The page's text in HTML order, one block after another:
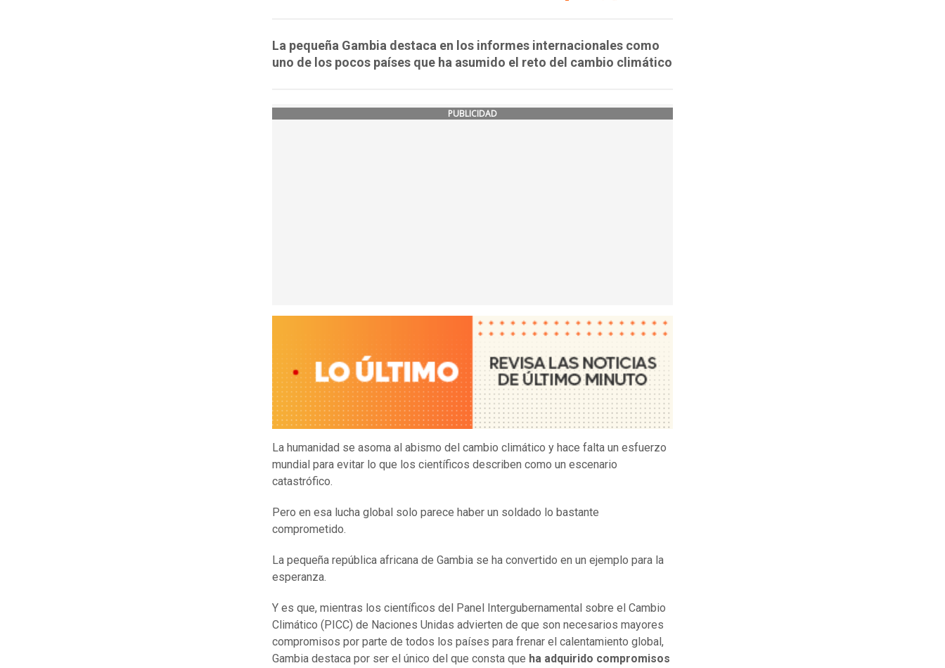
La pequeña Gambia destaca en los informes internacionales como
uno de los pocos países que ha asumido el reto del cambio climático
PUBLICIDAD
La humanidad se asoma al abismo del cambio climático y hace falta un esfuerzo
mundial para evitar lo que los científicos describen como un escenario
catastrófico.
Pero en esa lucha global solo parece haber un soldado lo bastante
comprometido.
La pequeña república africana de Gambia se ha convertido en un ejemplo para la
esperanza.
Y es que, mientras los científicos del Panel Intergubernamental sobre el Cambio
Climático (PICC) de Naciones Unidas advierten de que son necesarios mayores
compromisos por parte de todos los países para frenar el calentamiento global,
Gambia destaca por ser el único del que consta que ha adquirido compromisos